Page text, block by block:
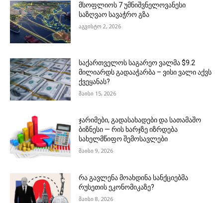
მსოფლიოს 7 უმნიშვნელოვანესი
საზღვაო სავაჭრო გზა
აგვისტო 2, 2026
საქართველოს საგარეო ვალმა $9.2
მილიარდს გადააჭარბა – ვისი ვალი აქვს
ქვეყანას?
მაისი 15, 2026
ჯარიმები, გადასახადები და სათამაშო
ბიზნესი — რის ხარჯზე იზრდება
სახელმწიფო შემოსავლები
მაისი 9, 2026
რა გავლენა მოახდინა სანქციებმა
რუსეთის ეკონომიკაზე?
მაისი 8, 2026